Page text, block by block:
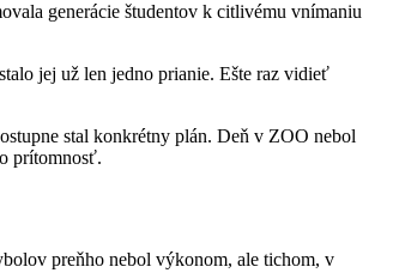
generácie študentov k citlivému vnímaniu
jej už len jedno prianie. Ešte raz vidieť
stal konkrétny plán. Deň v ZOO nebol
prítomnosť.
preňho nebol výkonom, ale tichom, v